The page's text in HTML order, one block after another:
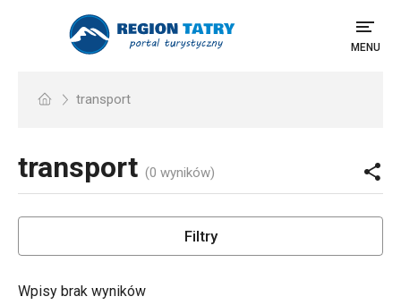
MENU
transport
transport (0 wyników)
Filtry
Wpisy brak wyników